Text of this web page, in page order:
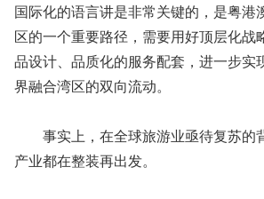
国际化的语言讲是非常关键的，是粤港
区的一个重要路径，需要用好顶层化战
品设计、品质化的服务配套，进一步实
界融合湾区的双向流动。
事实上，在全球旅游业亟待复苏的
产业都在整装再出发。